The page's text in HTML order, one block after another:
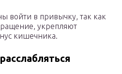
войти в привычку, так как
укрепляют
кишечника.